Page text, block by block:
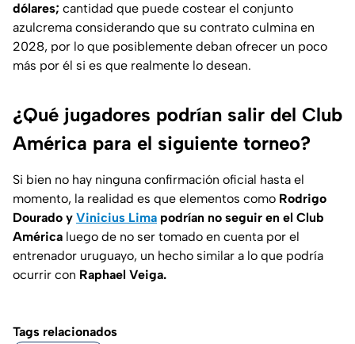
dólares; cantidad que puede costear el conjunto
azulcrema considerando que su contrato culmina en
2028, por lo que posiblemente deban ofrecer un poco
más por él si es que realmente lo desean.
¿Qué jugadores podrían salir del Club
América para el siguiente torneo?
Si bien no hay ninguna confirmación oficial hasta el
momento, la realidad es que elementos como Rodrigo
Dourado y Vinicius Lima podrían no seguir en el Club
América luego de no ser tomado en cuenta por el
entrenador uruguayo, un hecho similar a lo que podría
ocurrir con Raphael Veiga.
Tags relacionados